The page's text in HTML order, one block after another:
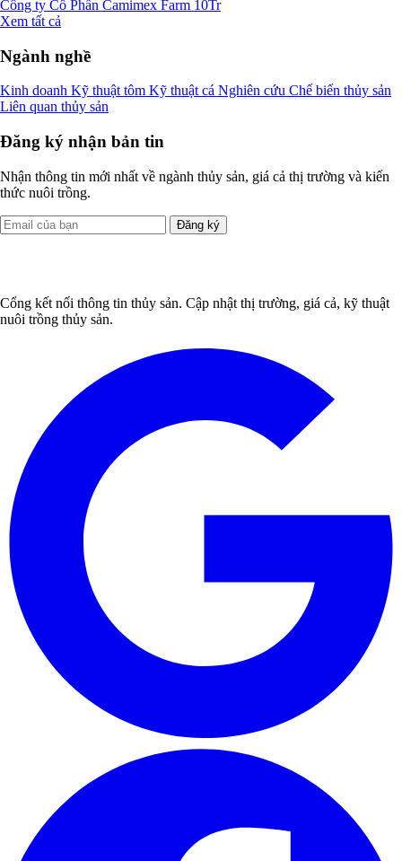
Công ty Cổ Phần Camimex Farm 10Tr
Xem tất cả
Ngành nghề
Kinh doanh Kỹ thuật tôm Kỹ thuật cá Nghiên cứu Chế biến thủy sản
Liên quan thủy sản
Đăng ký nhận bản tin
Nhận thông tin mới nhất về ngành thủy sản, giá cả thị trường và kiến
thức nuôi trồng.
Đăng ký
Cổng kết nối thông tin thủy sản. Cập nhật thị trường, giá cả, kỹ thuật
nuôi trồng thủy sản.